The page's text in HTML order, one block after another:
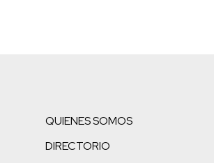
QUIENES SOMOS
DIRECTORIO